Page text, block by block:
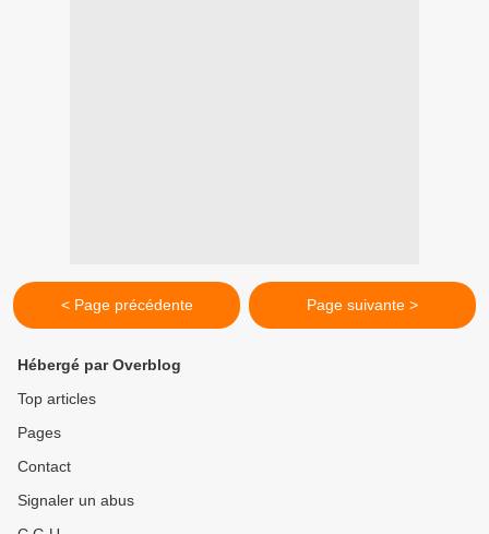
< Page précédente Page suivante >
Hébergé par Overblog
Top articles
Pages
Contact
Signaler un abus